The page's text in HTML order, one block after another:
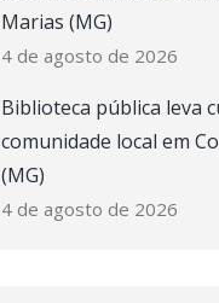
Marias (MG)
4 de agosto de 2026
Biblioteca pública leva
comunidade local em
(MG)
4 de agosto de 2026